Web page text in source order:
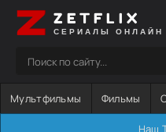
ZETFLIX
СЕРИАЛЫ ОНЛАЙН
Мультфильмы Фильмы
Наш